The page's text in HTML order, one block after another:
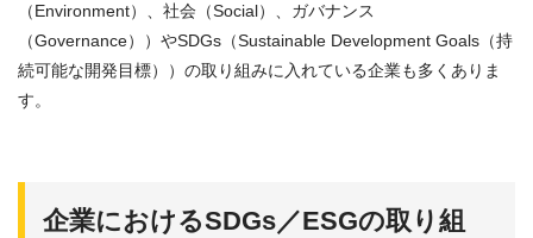
（Environment）、社会（Social）、ガバナンス
（Governance））やSDGs（Sustainable Development Goals（持
続可能な開発目標））の取り組みに入れている企業も多くありま
す。
企業におけるSDGs／ESGの取り組